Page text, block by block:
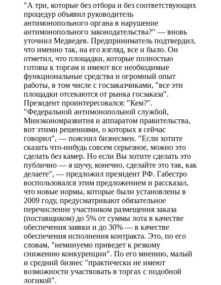
"А три, которые без отбора и без соответствующих
процедур объявил руководитель
антимонопольного органа в нарушение
антимонопольного законодательства?" — вновь
уточнил Медведев. Предприниматель подтвердил,
что именно так, на его взгляд, все и было. Он
отметил, что площадки, которые полностью
готовы к торгам и имеют все необходимые
функциональные средства и огромный опыт
работы, в том числе с госзаказчиками, "все эти
площадки отсекаются от рынка госзаказа".
Президент проинтересовался: "Кем?".
"Федеральной антимонопольной службой,
Минэкономразвития и аппаратом правительства,
вот этими решениями, о которых я сейчас
говорил", — пояснил бизнесмен. "Если хотите
сказать что-нибудь совсем серьезное, можно это
сделать без камер. Но если Вы хотите сделать это
публично — я шучу, конечно, сделайте это так, как
делаете", — предложил президент РФ. Габестро
воспользовался этим предложением и рассказал,
что новые нормы, которые были установлены в
2009 году, предусматривают обязательное
перечисление участником размещения заказа
(поставщиком) до 5% от суммы лота в качестве
обеспечения заявки и до 30% — в качестве
обеспечения исполнения контракта. Это, по его
словам, "неминуемо приведет к резкому
снижению конкуренции". По его мнению, малый
и средний бизнес "практически не имеют
возможности участвовать в торгах с подобной
логикой".